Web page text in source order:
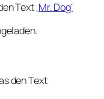
Text‚Mr. Dog‘
den Text